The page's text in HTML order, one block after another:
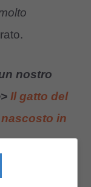
nostro
Il gatto del
in
Council,